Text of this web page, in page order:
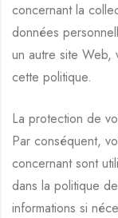
concernant la
données
un autre site Web,
cette politique.
La protection de
Par conséquent,
concernant sont
dans la politique
informations si